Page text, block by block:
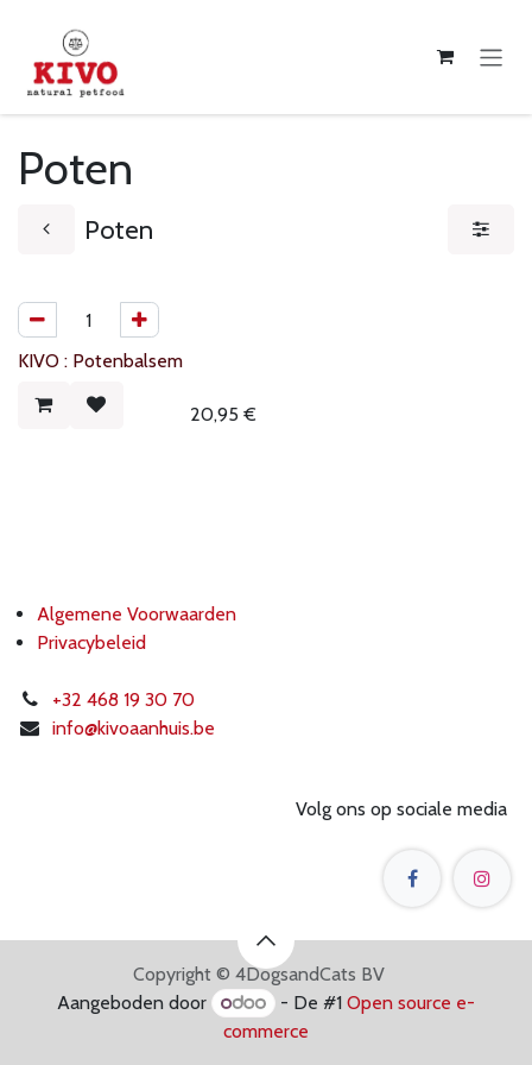
Poten
Poten
KIVO : Potenbalsem
20,95€
Algemene Voorwaarden
Privacybeleid
+32 468 19 30 70
info@kivoaanhuis.be
Volg ons op sociale media
Copyright © 4DogsandCats BV
Aangeboden door
- De #1Open source e-
commerce